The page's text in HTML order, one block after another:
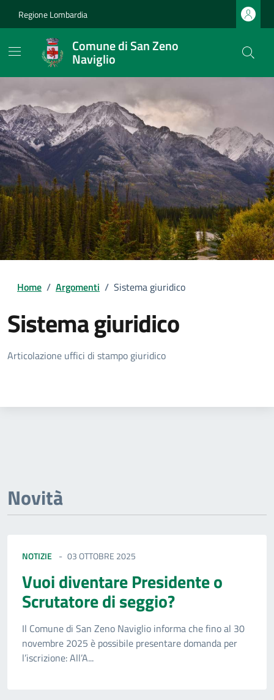
Regione Lombardia
Comune di San Zeno
Naviglio
Home / Argomenti / Sistema giuridico
Sistema giuridico
Dettagli della notizia
Articolazione uffici di stampo giuridico
Novità
NOTIZIE 03 OTTOBRE 2025
Vuoi diventare Presidente o
Scrutatore di seggio?
Il Comune di San Zeno Naviglio informa che fino al 30
novembre 2025 è possibile presentare domanda per
l’iscrizione: All’A...